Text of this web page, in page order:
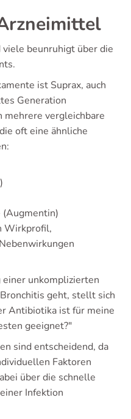
beunruhigt über die
ist Suprax, auch
Generation
mehrere vergleichbare
oft eine ähnliche
Wirkprofil,
unkomplizierten
geht, stellt sich
Antibiotika ist für meine
geeignet?"
sind entscheidend, da
Faktoren
über die schnelle
Infektion